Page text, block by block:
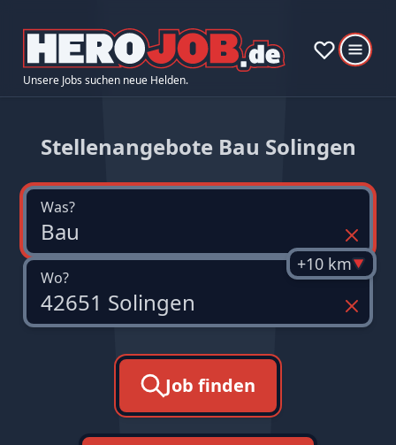
Unsere Jobs suchen neue Helden.
Stellenangebote Bau Solingen
Was?
Wo?
+10 km
Job finden